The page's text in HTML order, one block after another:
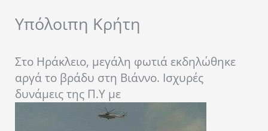
Υπόλοιπη Κρήτη
Στο Ηράκλειο, μεγάλη φωτιά εκδηλώθηκε
αργά το βράδυ στη Βιάννο. Ισχυρές
δυνάμεις της Π.Υ με